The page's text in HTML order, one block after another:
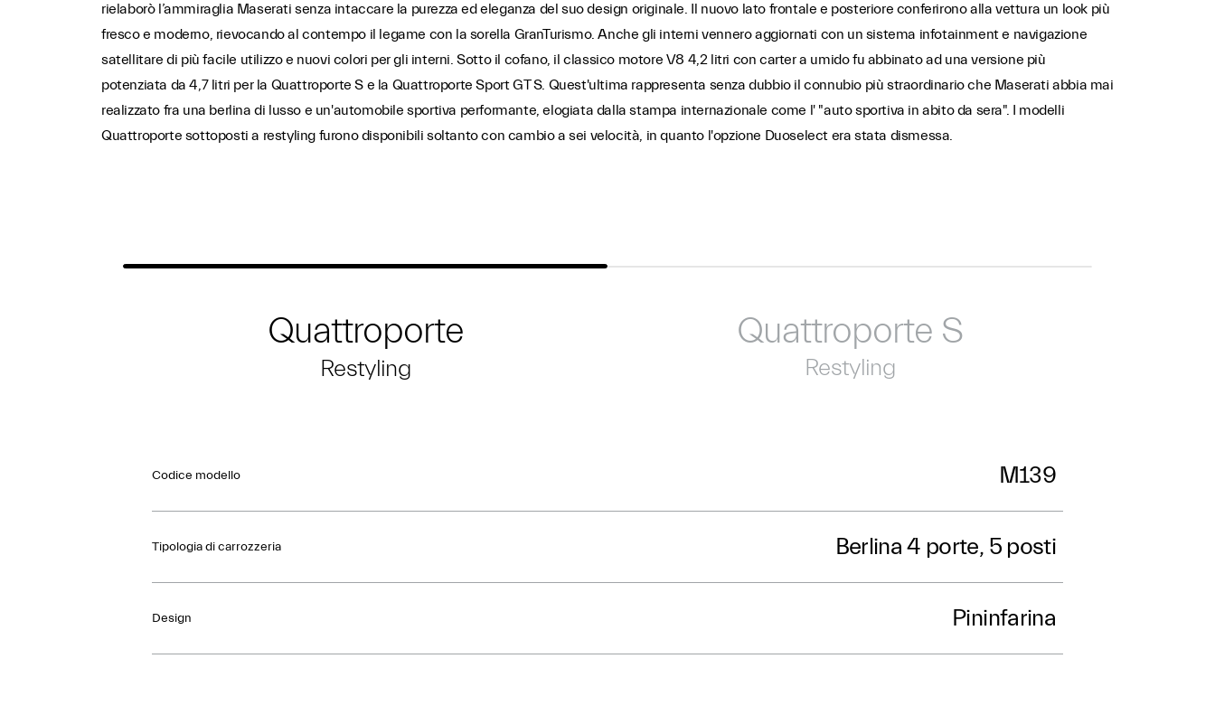
rielaborò l’ammiraglia Maserati senza intaccare la purezza ed eleganza del suo design originale. Il nuovo lato frontale e posteriore conferirono alla vettura un look più
fresco e moderno, rievocando al contempo il legame con la sorella GranTurismo. Anche gli interni vennero aggiornati con un sistema infotainment e navigazione
satellitare di più facile utilizzo e nuovi colori per gli interni. Sotto il cofano, il classico motore V8 4,2 litri con carter a umido fu abbinato ad una versione più
potenziata da 4,7 litri per la Quattroporte S e la Quattroporte Sport GT S. Quest'ultima rappresenta senza dubbio il connubio più straordinario che Maserati abbia mai
realizzato fra una berlina di lusso e un'automobile sportiva performante, elogiata dalla stampa internazionale come l' "auto sportiva in abito da sera". I modelli
Quattroporte sottoposti a restyling furono disponibili soltanto con cambio a sei velocità, in quanto l'opzione Duoselect era stata dismessa.
Quattroporte
Restyling
Quattroporte S
Restyling
Codice modello M139
Tipologia di carrozzeria Berlina 4 porte, 5 posti
Design Pininfarina